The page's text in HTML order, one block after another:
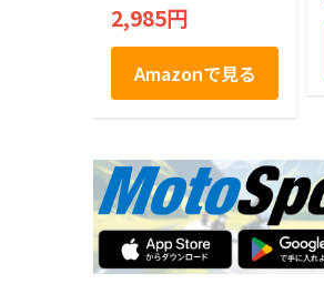
2,985円
Amazonで見る